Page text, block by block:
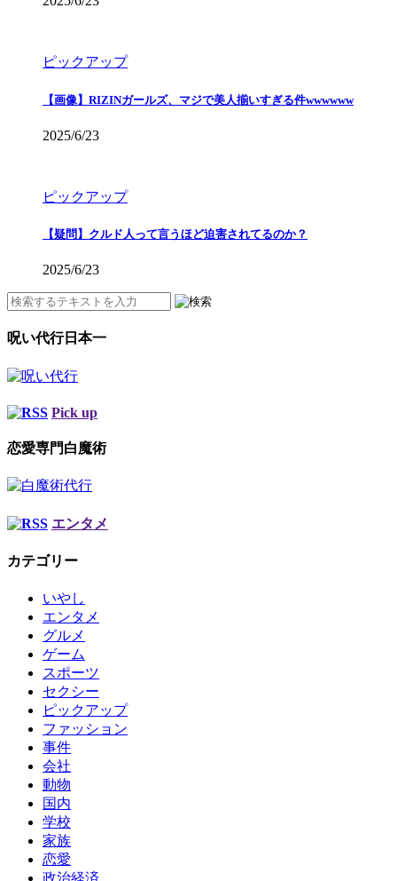
ピックアップ
【画像】RIZINガールズ、マジで美人揃いすぎる件wwwwww
2025/6/23
ピックアップ
【疑問】クルド人って言うほど迫害されてるのか？
2025/6/23
呪い代行日本一
Pick up
恋愛専門白魔術
エンタメ
カテゴリー
いやし
エンタメ
グルメ
ゲーム
スポーツ
セクシー
ピックアップ
ファッション
事件
会社
動物
国内
学校
家族
恋愛